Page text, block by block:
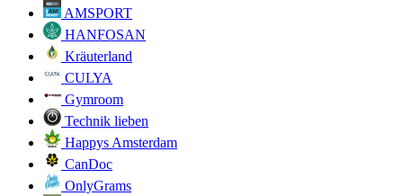
AMSPORT
HANFOSAN
Kräuterland
CULYA
Gymroom
Technik lieben
Happys Amsterdam
CanDoc
OnlyGrams